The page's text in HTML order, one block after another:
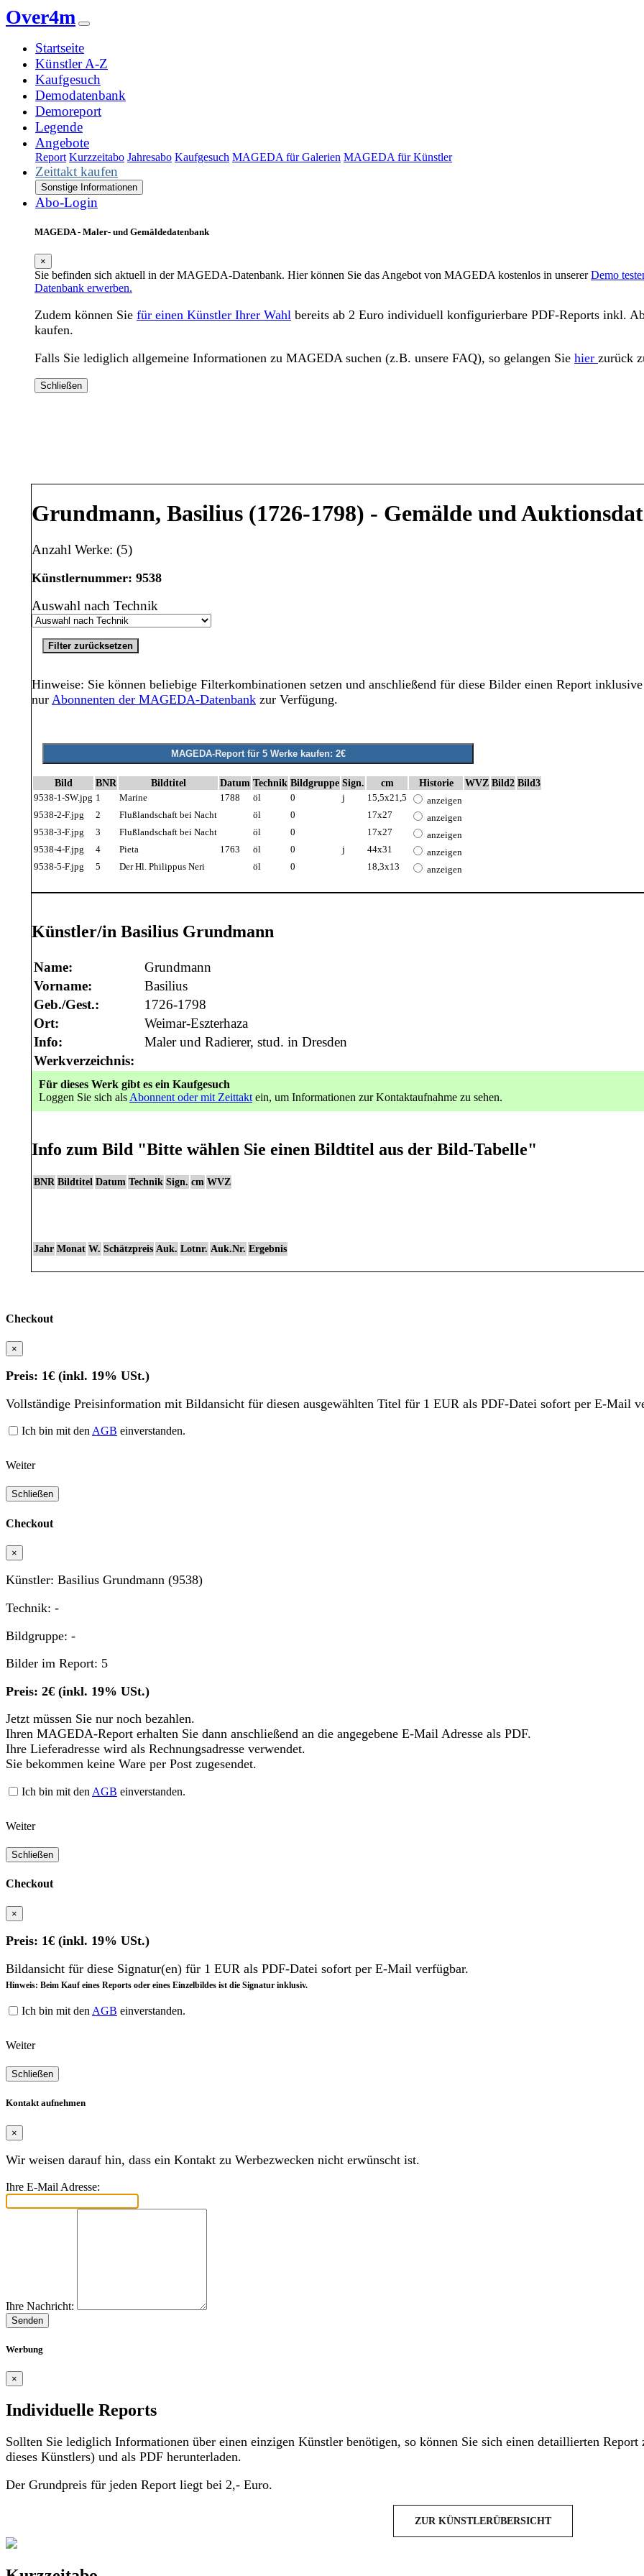
Over4m
Startseite
Künstler A-Z
Kaufgesuch
Demodatenbank
Demoreport
Legende
Angebote
Report Kurzzeitabo Jahresabo Kaufgesuch MAGEDA für Galerien MAGEDA für Künstler
Zeittakt kaufen
Sonstige Informationen
Abo-Login
MAGEDA - Maler- und Gemäldedatenbank
×
Sie befinden sich aktuell in der MAGEDA-Datenbank. Hier können Sie das Angebot von MAGEDA kostenlos in unsererDemo
Datenbank erwerben.
Zudem können Sie für einen Künstler Ihrer Wahl bereits ab 2 Euro individuell konfigurierbare PDF-Reports inkl.
kaufen.
Falls Sie lediglich allgemeine Informationen zu MAGEDA suchen (z.B. unsere FAQ), so gelangen Sie hier zurück
Schließen
Grundmann, Basilius (1726-1798) - Gemälde und
Anzahl Werke: (5)
Künstlernummer: 9538
Auswahl nach Technik
Hinweise: Sie können beliebige Filterkombinationen setzen und anschließend für diese Bilder einen Report
nur Abonnenten der MAGEDA-Datenbank zur Verfügung.
Bild BNR Bildtitel Datum Technik Bildgruppe Sign. cm Historie WVZ Bild2 Bild3
9538-1-SW.jpg 1 Marine 1788 öl 0 j 15,5x21,5
anzeigen
9538-2-F.jpg
2 Flußlandschaft bei Nacht öl 0 17x27
anzeigen
9538-3-F.jpg
3 Flußlandschaft bei Nacht öl 0 17x27
anzeigen
9538-4-F.jpg
4 Pieta 1763 öl 0 j 44x31
anzeigen
9538-5-F.jpg
5 Der Hl. Philippus Neri öl 0 18,3x13 anzeigen
Künstler/in Basilius Grundmann
Name:
Grundmann
Vorname:
Basilius
Geb./Gest.:
1726-1798
Ort:
Weimar-Eszterhaza
Info:
Maler und Radierer, stud. in Dresden
Werkverzeichnis:
Für dieses Werk gibt es ein Kaufgesuch
Loggen Sie sich als Abonnent oder mit Zeittakt ein, um Informationen zur Kontaktaufnahme zu sehen.
Info zum Bild "Bitte wählen Sie einen Bildtitel aus der Bild-Tabelle"
BNR Bildtitel Datum Technik Sign. cm WVZ
Jahr Monat W. Schätzpreis Auk. Lotnr. Auk.Nr. Ergebnis
Checkout
×
Preis: 1€ (inkl. 19% USt.)
Vollständige Preisinformation mit Bildansicht für diesen ausgewählten Titel für 1 EUR als PDF-Datei sofort per E-Mail
Ich bin mit den AGB einverstanden.
Weiter
Schließen
Checkout
×
Künstler: Basilius Grundmann (9538)
Technik: -
Bildgruppe: -
Bilder im Report: 5
Preis: 2€ (inkl. 19% USt.)
Jetzt müssen Sie nur noch bezahlen.
Ihren MAGEDA-Report erhalten Sie dann anschließend an die angegebene E-Mail Adresse als PDF.
Ihre Lieferadresse wird als Rechnungsadresse verwendet.
Sie bekommen keine Ware per Post zugesendet.
Ich bin mit den AGB einverstanden.
Weiter
Schließen
Checkout
×
Preis: 1€ (inkl. 19% USt.)
Bildansicht für diese Signatur(en) für 1 EUR als PDF-Datei sofort per E-Mail verfügbar.
Hinweis: Beim Kauf eines Reports oder eines Einzelbildes ist die Signatur inklusiv.
Ich bin mit den AGB einverstanden.
Weiter
Schließen
Kontakt aufnehmen
×
Wir weisen darauf hin, dass ein Kontakt zu Werbezwecken nicht erwünscht ist.
Ihre E-Mail Adresse:
Ihre Nachricht:
Senden
Werbung
×
Individuelle Reports
Sollten Sie lediglich Informationen über einen einzigen Künstler benötigen, so können Sie sich einen detaillierten
dieses Künstlers) und als PDF herunterladen.
Der Grundpreis für jeden Report liegt bei 2,- Euro.
ZUR KÜNSTLERÜBERSICHT